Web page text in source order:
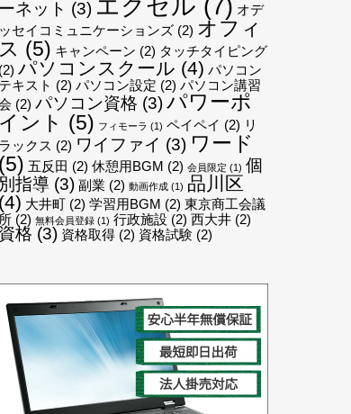
ーネット (3) エクセル (7) オデ
ッセイコミュニケーションズ (2) オフィ
ス (5) キャンペーン (2) タッチタイピング
(2) パソコンスクール (4) パソコン
テキスト (2) パソコン設定 (2) パソコン講習
(2) パソコン資格 (3)パワーポ
イント (5) フィモーラ (1) ペイペイ (2) リ
ラックス (2) ワイファイ (3) ワード
(5) 五反田 (2) 休憩用BGM (2) 会員限定 (1) 個
別指導 (3) 副業 (2) 動画作成 (1) 品川区
(4) 大井町 (2) 学習用BGM (2) 東京商工会議
所 (2) 無料会員登録 (1) 行政施設 (2) 西大井 (2)
資格 (3) 資格取得 (2) 資格試験 (2)